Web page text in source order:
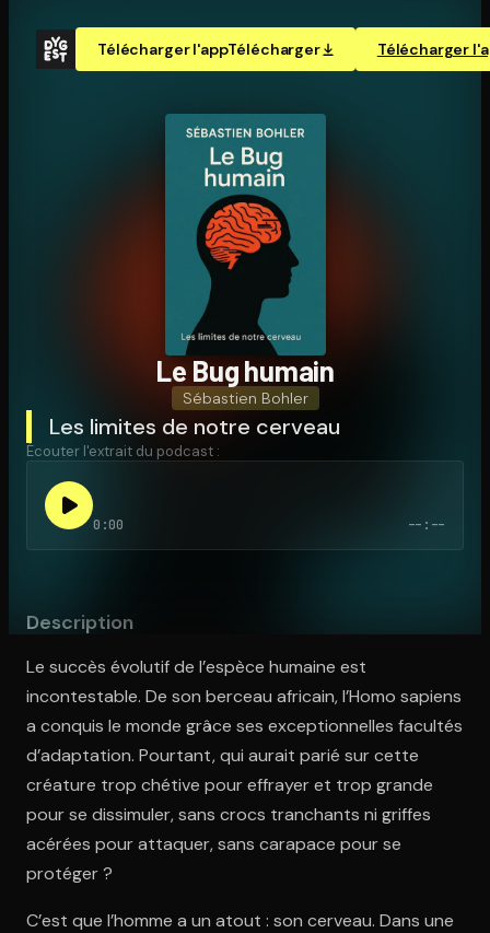
Télécharger l'appTélécharger Télécharger
Le Bug humain
Sébastien Bohler
Les limites de notre cerveau
Écouter l'extrait du podcast :
0:00 --:--
Description
Le succès évolutif de l’espèce humaine est
incontestable. De son berceau africain, l’Homo sapiens
a conquis le monde grâce ses exceptionnelles facultés
d’adaptation. Pourtant, qui aurait parié sur cette
créature trop chétive pour effrayer et trop grande
pour se dissimuler, sans crocs tranchants ni griffes
acérées pour attaquer, sans carapace pour se
protéger ?
C’est que l’homme a un atout : son cerveau. Dans une